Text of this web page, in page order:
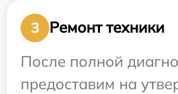
3
Ремонт техники
После полной
предоставим на